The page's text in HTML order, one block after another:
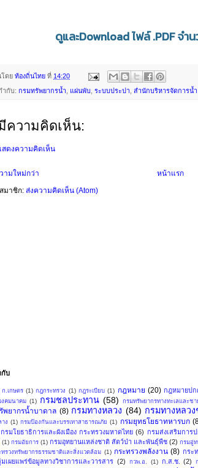
ดูและDownload ไฟล์ .PDF จำ
โดย ท้องถิ่นไทย ที่ 14:20
ำกับ: กรมทรัพยากรน้ำ แผ่นพับ ระบบประปา สำนักบริหารจัดการน้ำ
ความคิดเห็น:
สดงความคิดเห็น
ามใหม่กว่า
หน้าแรก
มาชิก: ส่งความคิดเห็น (Atom)
กับ
ก.เกษตร (1) กฎกระทรวง (1) กฎระเบียบ (1) กฎหมาย (20) กฎหมายปก
งคมนาคม (1) กรมชลประทาน (58) กรมทรัพยากรทางทะเลและชา
พยากรน้ำบาดาล (8) กรมทางหลวง (84) กรมทางหลว
ง (1) กรมป้องกันและบรรเทาสาธารณภัย (1) กรมยุทธโยธาทหารบก
กรมโยธาธิการและผังเมือง กระทรวงมหาดไทย (6) กรมส่งเสริมการ
(1) กรมอัยการ (1) กรมอุทยานแหล่งชาติ สัตว์ป่า และพันธุ์พืช (2) กรมอู่ท
ทรวงทรัพยากรธรรมชาติและสิ่งแวดล้อม (1) กระทรวงพลังงาน (8) กระ
เผยแพร่ข้อมูลทางวิชาการและวารสาร (2) กวพ.อ. (1) ก.ส.ช. (2)